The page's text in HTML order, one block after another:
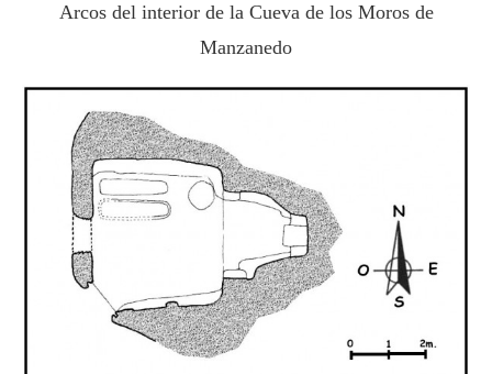
Arcos del interior de la Cueva de los Moros de
Manzanedo